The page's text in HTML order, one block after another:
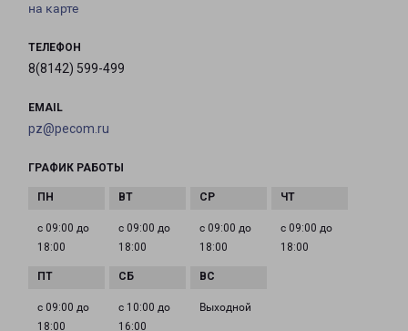
на карте
ТЕЛЕФОН
8(8142) 599-499
EMAIL
pz@pecom.ru
ГРАФИК РАБОТЫ
с 09:00 до
18:00
с 09:00 до
18:00
с 09:00 до
18:00
с 09:00 до
18:00
с 09:00 до
18:00
с 10:00 до
16:00
Выходной